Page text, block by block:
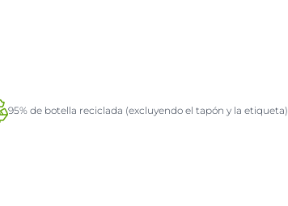
95% de botella reciclada (excluyendo el tapón y la etiqueta)